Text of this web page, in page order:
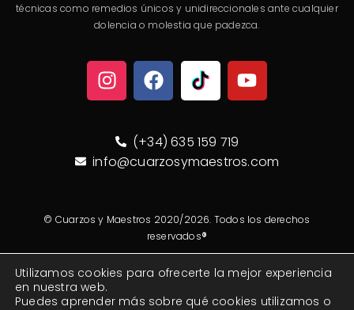
técnicas como remedios únicos y unidireccionales ante cualquier
dolencia o molestia que padezca.
(+34) 635 159 719
info@cuarzosymaestros.com
© Cuarzos y Maestros 2020/2026. Todos los derechos
reservados®
Aviso legalPolítica de PrivacidadPolítica de Cookies
Utilizamos cookies para ofrecerte la mejor experiencia
en nuestra web.
Puedes aprender más sobre qué cookies utilizamos o